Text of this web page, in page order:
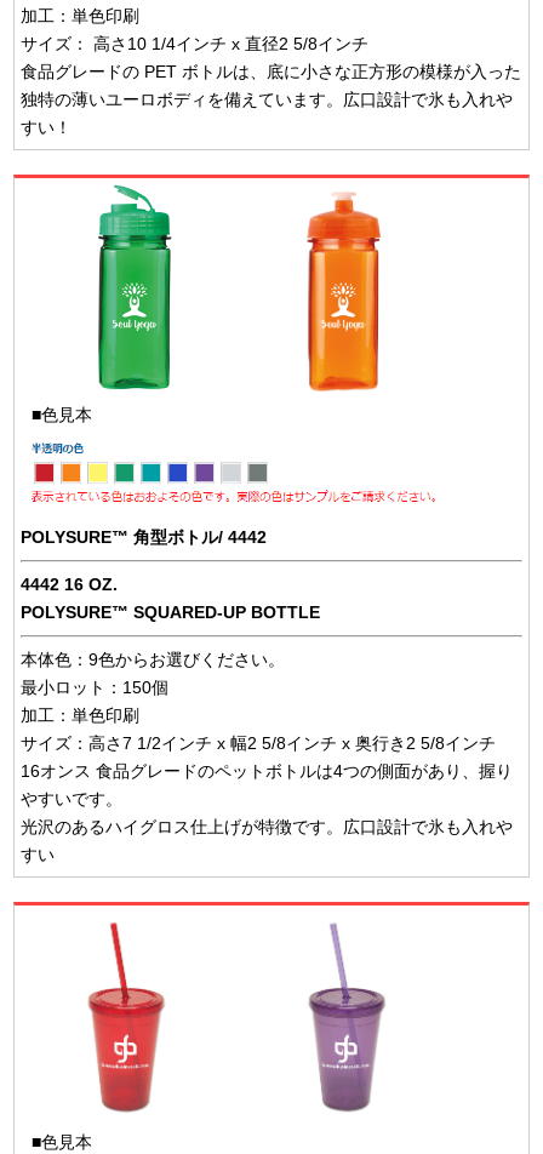
加工：単色印刷
サイズ： 高さ10 1/4インチ x 直径2 5/8インチ
食品グレードの PET ボトルは、底に小さな正方形の模様が入った
独特の薄いユーロボディを備えています。広口設計で氷も入れや
すい！
■色見本
POLYSURE™ 角型ボトル/ 4442
4442 16 OZ.
POLYSURE™ SQUARED-UP BOTTLE
本体色：9色からお選びください。
最小ロット：150個
加工：単色印刷
サイズ：高さ7 1/2インチ x 幅2 5/8インチ x 奥行き2 5/8インチ
16オンス 食品グレードのペットボトルは4つの側面があり、握り
やすいです。
光沢のあるハイグロス仕上げが特徴です。広口設計で氷も入れや
すい
■色見本